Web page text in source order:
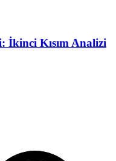
İkinci Kısım Analizi